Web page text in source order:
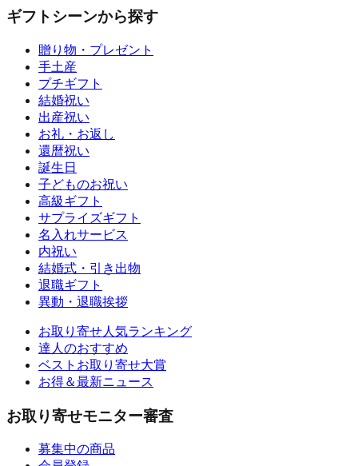
ギフトシーンから探す
贈り物・プレゼント
手土産
プチギフト
結婚祝い
出産祝い
お礼・お返し
還暦祝い
誕生日
子どものお祝い
高級ギフト
サプライズギフト
名入れサービス
内祝い
結婚式・引き出物
退職ギフト
異動・退職挨拶
お取り寄せ人気ランキング
達人のおすすめ
ベストお取り寄せ大賞
お得＆最新ニュース
お取り寄せモニター審査
募集中の商品